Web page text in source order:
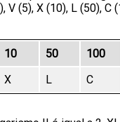
V (5), X (10), L (50), C
10 50 100
X L C